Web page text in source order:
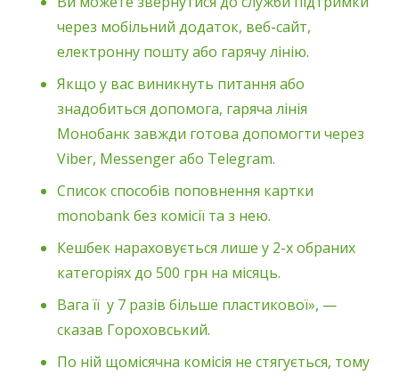
через мобільний додаток, веб-сайт,
електронну пошту або гарячу лінію.
Якщо у вас виникнуть питання або
знадобиться допомога, гаряча лінія
Монобанк завжди готова допомогти через
Viber, Messenger або Telegram.
Список способів поповнення картки
monobank без комісії та з нею.
Кешбек нараховується лише у 2-х обраних
категоріях до 500 грн на місяць.
Вага її у 7 разів більше пластикової», —
сказав Гороховський.
По ній щомісячна комісія не стягується, тому